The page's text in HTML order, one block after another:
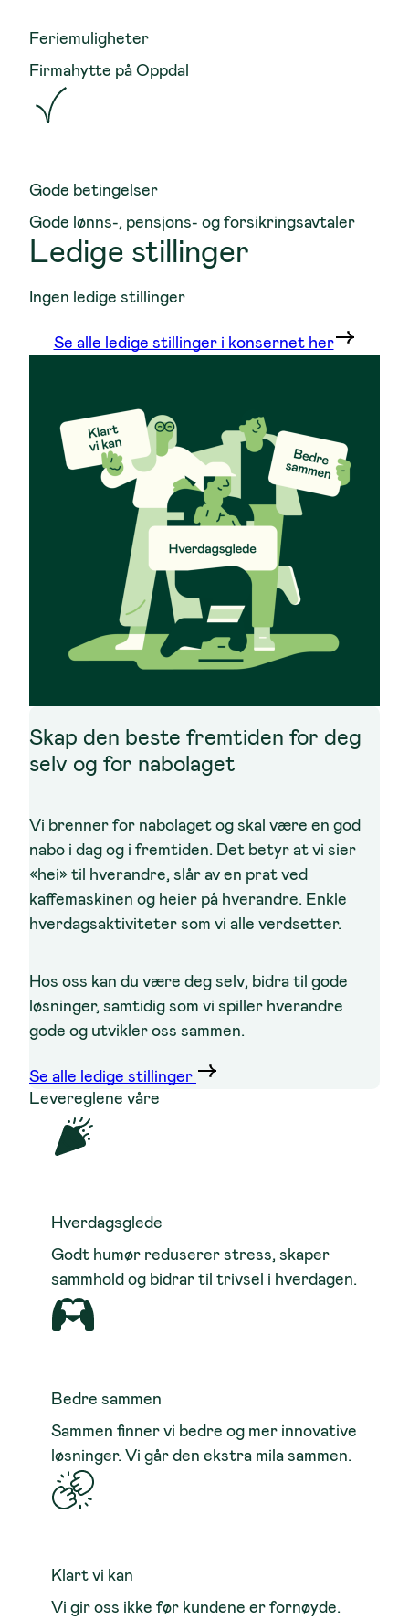
Feriemuligheter
Firmahytte på Oppdal
Gode betingelser
Gode lønns-, pensjons- og forsikringsavtaler
Ledige stillinger
Ingen ledige stillinger
Se alle ledige stillinger i konsernet her
Skap den beste fremtiden for deg
selv og for nabolaget
Vi brenner for nabolaget og skal være en god
nabo i dag og i fremtiden. Det betyr at vi sier
«hei» til hverandre, slår av en prat ved
kaffemaskinen og heier på hverandre. Enkle
hverdagsaktiviteter som vi alle verdsetter.
Hos oss kan du være deg selv, bidra til gode
løsninger, samtidig som vi spiller hverandre
gode og utvikler oss sammen.
Se alle ledige stillinger
Levereglene våre
Hverdagsglede
Godt humør reduserer stress, skaper
sammhold og bidrar til trivsel i hverdagen.
Bedre sammen
Sammen finner vi bedre og mer innovative
løsninger. Vi går den ekstra mila sammen.
Klart vi kan
Vi gir oss ikke før kundene er fornøyde.